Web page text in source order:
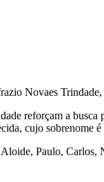
Novaes
reforçam a
cujo sobrenome é
Paulo, Carlos,